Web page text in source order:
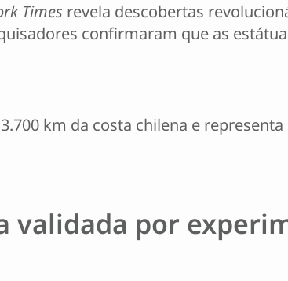
Times revela descobertas
confirmaram que as
km da costa chilena e
validada por